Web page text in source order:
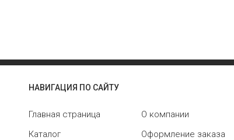
НАВИГАЦИЯ ПО САЙТУ
Главная страница
О компании
Каталог
Оформление заказа